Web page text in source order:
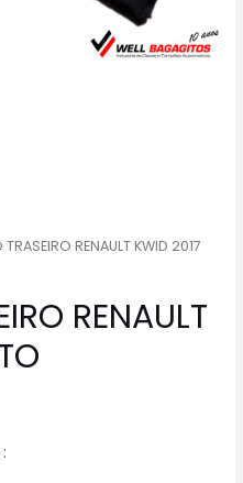
RENAULT KWID 2017
RENAULT